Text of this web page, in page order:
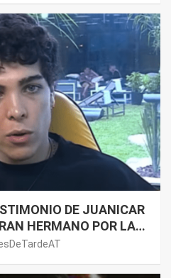
DE JUANICAR
HERMANO POR LA